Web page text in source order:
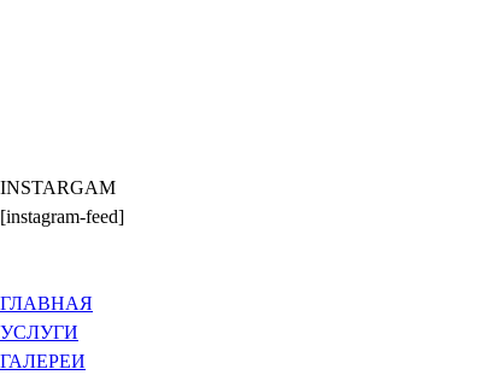
INSTARGAM
[instagram-feed]
ГЛАВНАЯ
УСЛУГИ
ГАЛЕРЕИ